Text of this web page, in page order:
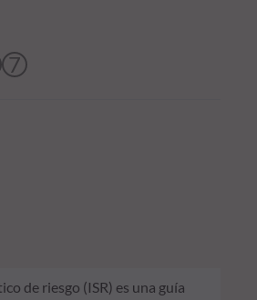
7
de riesgo (ISR) es una guía